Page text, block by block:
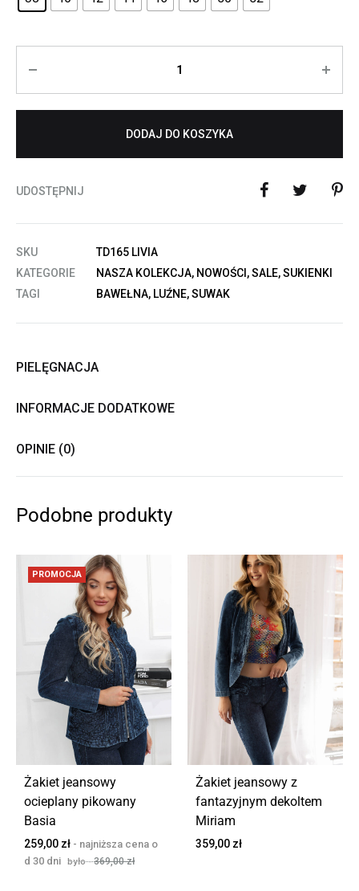
DODAJ DO KOSZYKA
UDOSTĘPNIJ
SKU
TD165 LIVIA
KATEGORIE
NASZA KOLEKCJA, NOWOŚCI ,SALE,SUKIENKI
TAGI
BAWEŁNA, LUŹNE,SUWAK
PIELĘGNACJA
INFORMACJE DODATKOWE
OPINIE (0)
Podobne produkty
PROMOCJA
Żakiet jeansowy
ocieplany pikowany
Basia
259,00 zł
369,00zł
Żakiet jeansowy z
fantazyjnym dekoltem
Miriam
359,00 zł